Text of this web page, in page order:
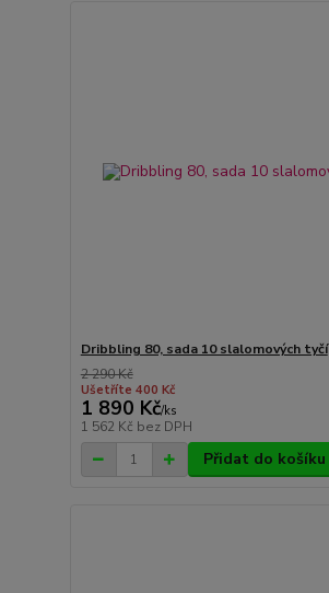
Dribbling 80, sada 10 slalomových tyčí
2 290 Kč
Ušetříte 400 Kč
1 890 Kč/ks
1 562 Kč bez DPH
Přidat do košíku